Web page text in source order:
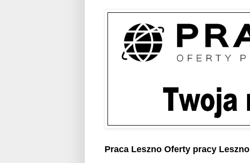
Praca Leszno Oferty pracy Leszno